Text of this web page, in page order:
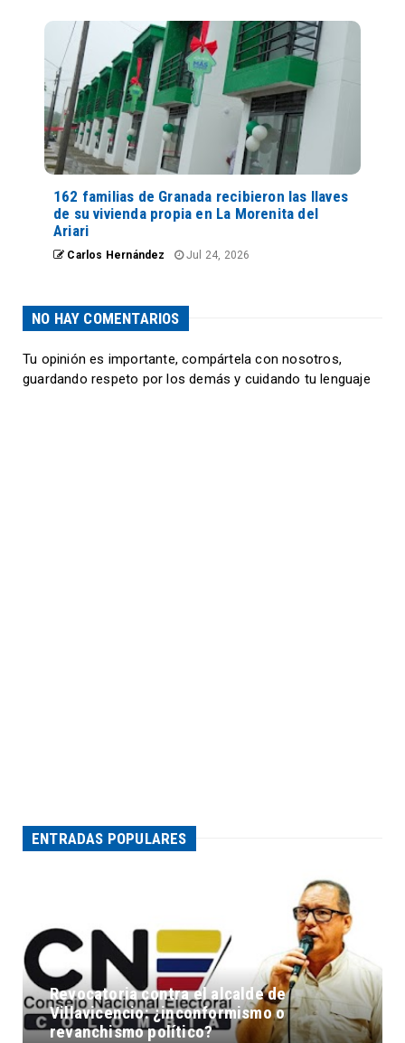
162 familias de Granada recibieron las llaves
de su vivienda propia en La Morenita del
Ariari
Carlos Hernández Jul 24, 2026
NO HAY COMENTARIOS
Tu opinión es importante, compártela con nosotros,
guardando respeto por los demás y cuidando tu lenguaje
ENTRADAS POPULARES
Revocatoria contra el alcalde de
Villavicencio: ¿inconformismo o
revanchismo político?